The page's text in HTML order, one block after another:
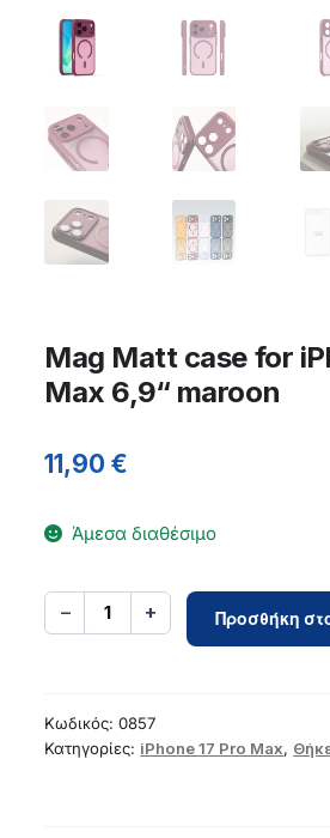
Mag Matt case for
Max 6,9“ maroon
11,90€
Άμεσα διαθέσιμο
− 1 +
Mag
Matt
17
Προσθήκη
Κωδικός:0857
Κατηγορίες: iPhone 17 Pro Max,